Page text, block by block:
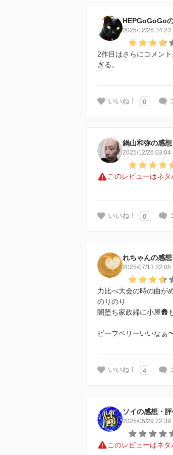
HEPGoGoGo
2025/12/26 14:23
2作目はさらにコメン
ぎる。
いいね！ 0
鍋山和弥の感
2025/12/26 03:04
このレビューはネ
いいね！ 0
れちゃんの感
2025/07/13 22:05
力比べ大会の時の曲が
のりのり
闇堕ち家政婦に小屋🛖
ビーフベリーいいなぁ
いいね！ 4
ソイの感想・
2025/05/29 22:39
このレビューはネ